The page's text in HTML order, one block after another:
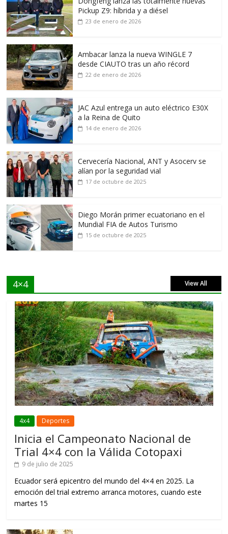
Pickup Z9: híbrida y a diésel
23 de enero de 2026
Ambacar lanza la nueva WINGLE 7
desde CIAUTO tras un año récord
22 de enero de 2026
JAC Azul entrega un auto eléctrico E30X
a la Reina de Quito
14 de enero de 2026
Cervecería Nacional, ANT y Asocerv se
alían por la seguridad vial
17 de octubre de 2025
Diego Morán primer ecuatoriano en el
Mundial FIA de Autos Turismo
15 de octubre de 2025
4×4 View All
4x4 Deportes
Inicia el Campeonato Nacional de
Trial 4×4 con la Válida Cotopaxi
9 de julio de 2025
Ecuador será epicentro del mundo del 4×4 en 2025. La
emoción del trial extremo arranca motores, cuando este
martes 15